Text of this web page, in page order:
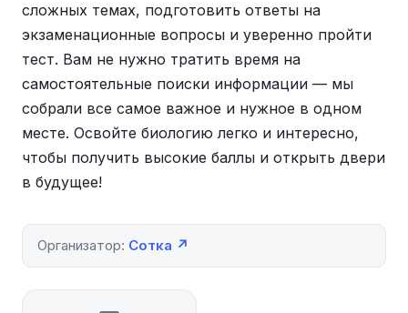
сложных темах, подготовить ответы на
экзаменационные вопросы и уверенно пройти
тест. Вам не нужно тратить время на
самостоятельные поиски информации — мы
собрали все самое важное и нужное в одном
месте. Освойте биологию легко и интересно,
чтобы получить высокие баллы и открыть двери
в будущее!
Организатор: Сотка ↗